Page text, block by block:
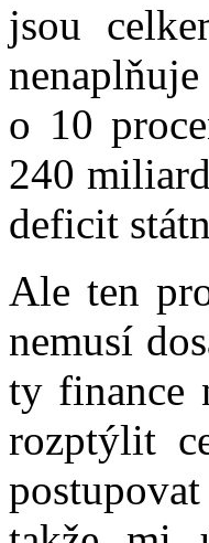
jsou
o 10
240
deficit
Ale ten
nemusí
ty finance
rozptýlit